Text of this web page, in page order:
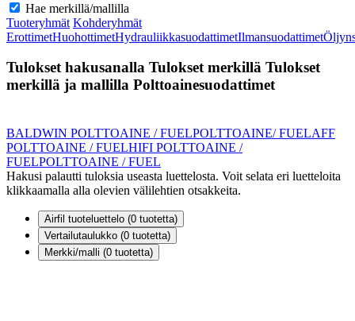
Hae merkillä/mallilla
Tuoteryhmät Kohderyhmät
ErottimetHuohottimetHydrauliikkasuodattimetIlmansuodattimet
Tulokset hakusanalla Tulokset merkillä Tulokset
merkillä ja mallilla Polttoainesuodattimet
BALDWIN POLTTOAINE / FUELPOLTTOAINE/ FUELAFF
POLTTOAINE / FUELHIFI POLTTOAINE /
FUELPOLTTOAINE / FUEL
Hakusi palautti tuloksia useasta luettelosta. Voit selata eri luetteloita
klikkaamalla alla olevien välilehtien otsakkeita.
Airfil tuoteluettelo (0 tuotetta)
Vertailutaulukko (0 tuotetta)
Merkki/malli (0 tuotetta)